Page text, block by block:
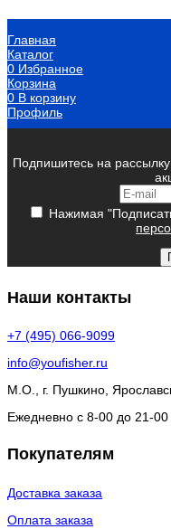
Главная
Каталог
0 Избранное
Корзина
0 В корзину
Профиль
Подпишитесь на
Нажимая
Наши контакты
+7 (495) 066-9099
info@youfisher.ru
М.О., г. Пушкино,
Ежедневно с 8-00 до 21-00
Покупателям
Доставка заказа
Оплата заказа